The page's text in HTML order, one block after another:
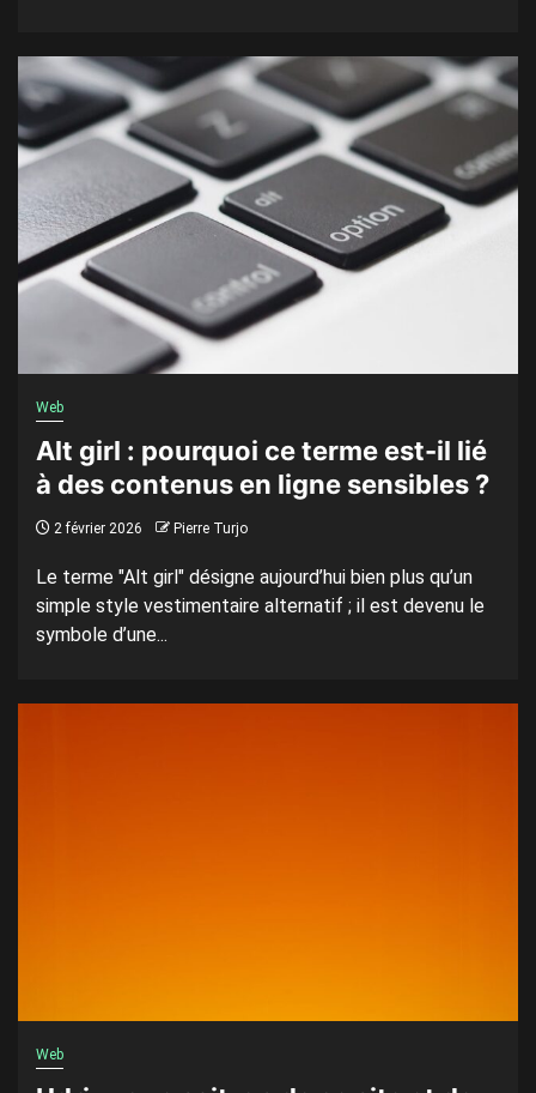
Web
Alt girl : pourquoi ce terme est-il lié
à des contenus en ligne sensibles ?
2 février 2026 Pierre Turjo
Le terme "Alt girl" désigne aujourd’hui bien plus qu’un
simple style vestimentaire alternatif ; il est devenu le
symbole d’une...
Web